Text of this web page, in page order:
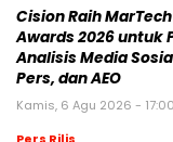
Cision Raih
Awards 2026 untuk
Analisis Media
Pers, dan AEO
Kamis, 6 Agu 2026 -